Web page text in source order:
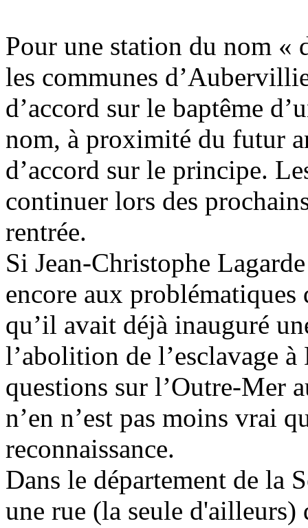
Pour une station du nom «
les communes
d’accord sur le baptême
nom, à proximité du futur
d’accord sur le principe.
continuer lors des
rentrée.
Si Jean-Christophe
encore aux
qu’il avait déjà inauguré
l’abolition de l’esclavage
questions sur l’Outre-Mer
n’en n’est pas moins vrai
reconnaissance.
Dans le département de la
une rue (la seule